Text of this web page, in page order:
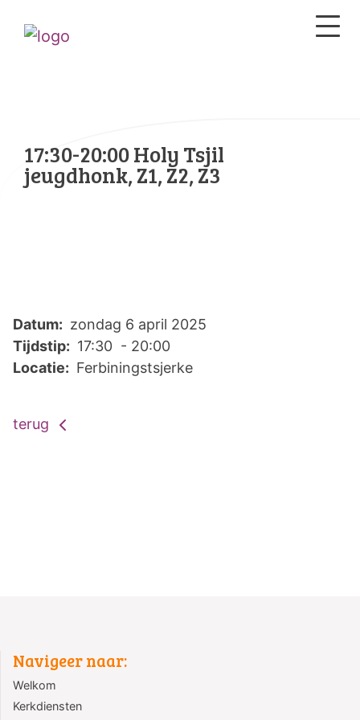
17:30-20:00 Holy Tsjil
jeugdhonk, Z1, Z2, Z3
Datum: zondag 6 april 2025
Tijdstip: 17:30 - 20:00
Locatie: Ferbiningstsjerke
terug
Navigeer naar:
Welkom
Kerkdiensten